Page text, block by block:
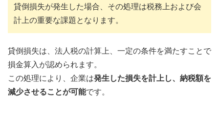
貸倒損失が発生した場合、その処理は税務上および会
計上の重要な課題となります。
貸倒損失は、法人税の計算上、一定の条件を満たすことで
損金算入が認められます。
この処理により、企業は発生した損失を計上し、納税額を
減少させることが可能です。